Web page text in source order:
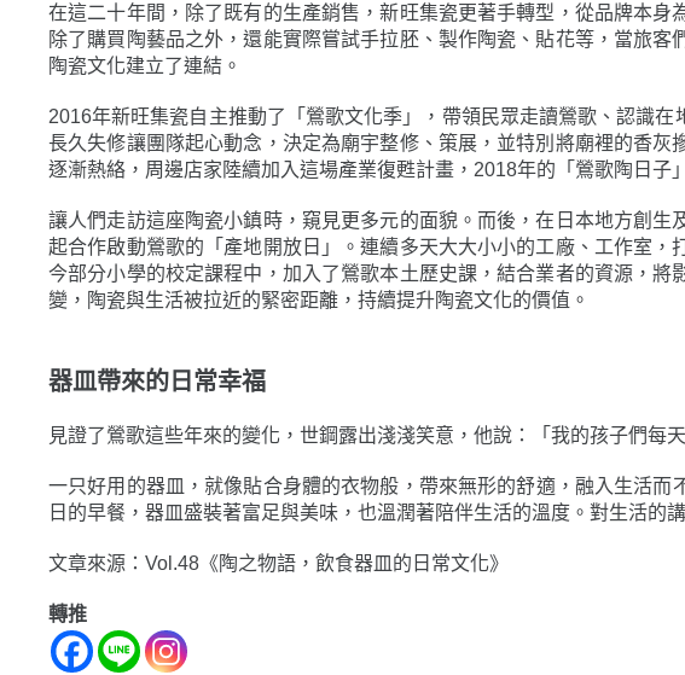
在這二十年間，除了既有的生產銷售，新旺集瓷更著手轉型，從品牌本
除了購買陶藝品之外，還能實際嘗試手拉胚、製作陶瓷、貼花等，當旅
陶瓷文化建立了連結。
2016年新旺集瓷自主推動了「鶯歌文化季」，帶領民眾走讀鶯歌、認識
長久失修讓團隊起心動念，決定為廟宇整修、策展，並特別將廟裡的香
逐漸熱絡，周邊店家陸續加入這場產業復甦計畫，2018年的「鶯歌陶日子
讓人們走訪這座陶瓷小鎮時，窺見更多元的面貌。而後，在日本地方創
起合作啟動鶯歌的「產地開放日」。連續多天大大小小的工廠、工作室
今部分小學的校定課程中，加入了鶯歌本土歷史課，結合業者的資源，
變，陶瓷與生活被拉近的緊密距離，持續提升陶瓷文化的價值。
器皿帶來的日常幸福
見證了鶯歌這些年來的變化，世鋼露出淺淺笑意，他說：「我的孩子們每
一只好用的器皿，就像貼合身體的衣物般，帶來無形的舒適，融入生活
日的早餐，器皿盛裝著富足與美味，也溫潤著陪伴生活的溫度。對生活的
文章來源：Vol.48《陶之物語，飲食器皿的日常文化》
轉推